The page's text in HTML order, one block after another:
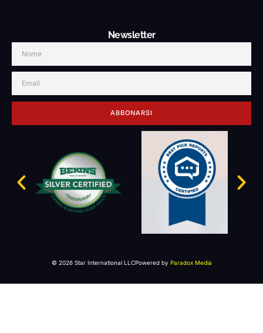
Newsletter
ABBONARSI
© 2026 Star International LLCPowered by Paradox Media